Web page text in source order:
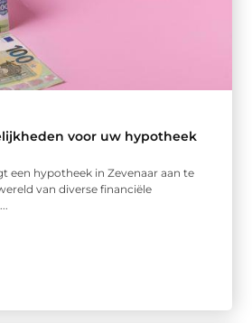
voor uw hypotheek
een hypotheek in Zevenaar aan te
van diverse financiële